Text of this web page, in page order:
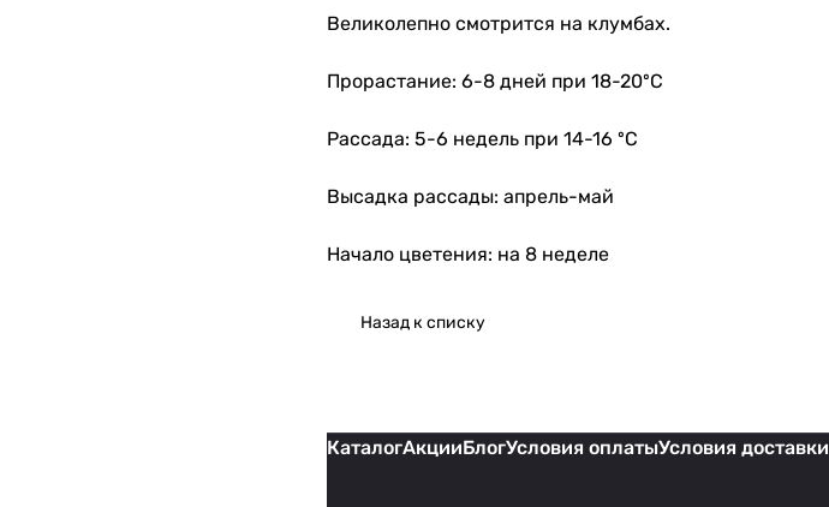
Великолепно смотрится на клумбах.
Прорастание: 6-8 дней при 18-20ºС
Рассада: 5-6 недель при 14-16 ºС
Высадка рассады: апрель-май
Начало цветения: на 8 неделе
Назад к списку
КаталогАкцииБлогУсловия оплатыУсловия доставки